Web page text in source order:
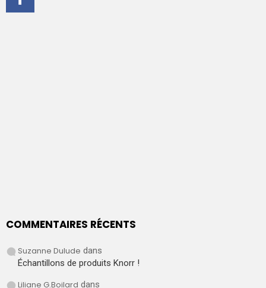
COMMENTAIRES RÉCENTS
Suzanne Dulude dans
Échantillons de produits Knorr !
Liliane G.Boilard dans